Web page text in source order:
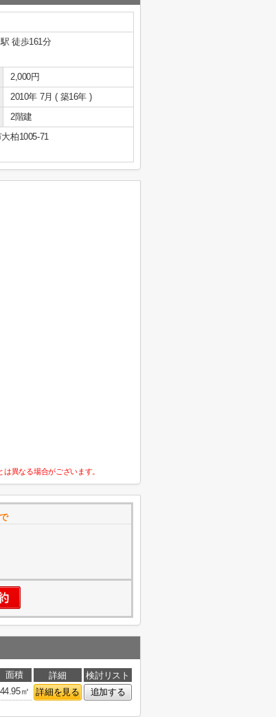
駅 徒歩161分
2,000円
2010年 7月 ( 築16年 )
2階建
柏1005-71
異なる場合がございます。
面積 詳細
検討リスト
44.95㎡ 詳細を見る 追加する